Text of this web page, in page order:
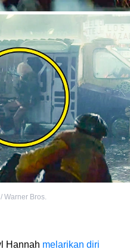
Warner Bros.
Hannah melarikan diri